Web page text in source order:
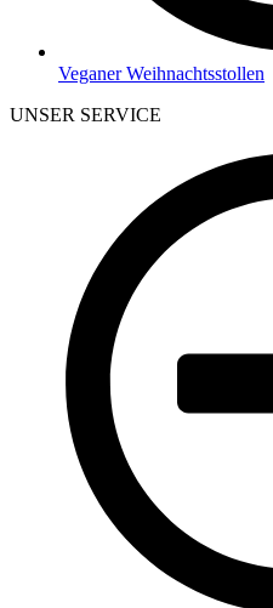
Veganer Weihnachtsstollen
UNSER SERVICE